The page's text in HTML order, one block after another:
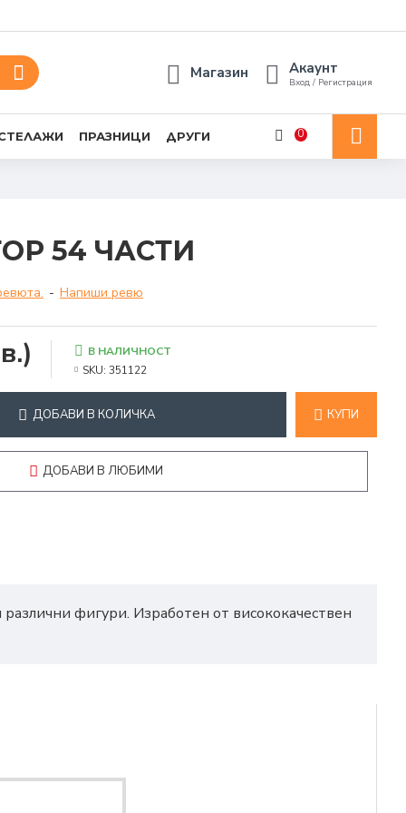
Магазин Акаунт
Вход / Регистрация
ПРАЗНИЦИ ДРУГИ 0
54 ЧАСТИ
- Напиши ревю
В НАЛИЧНОСТ
SKU: 351122
ДОБАВИ В КОЛИЧКА КУПИ
ДОБАВИ В ЛЮБИМИ
фигури. Изработен от висококачествен